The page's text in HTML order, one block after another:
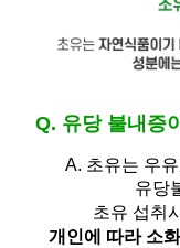
Q. 유당 불내증
A. 초유는 우
유당
초유 섭취
개인에 따라 소